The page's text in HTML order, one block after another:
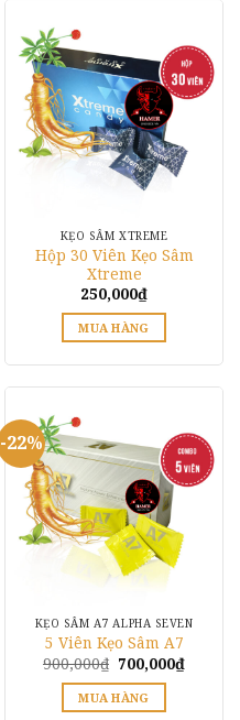
KẸO SÂM XTREME
Hộp 30 Viên Kẹo Sâm
Xtreme
250,000₫
MUA HÀNG
nhiều
biến
thể.
Các
tùy
chọn
có
được
chọn
trang
-22%
KẸO SÂM A7 ALPHA SEVEN
5 Viên Kẹo Sâm A7
900,000₫ Giá
gốc
là:
900,000₫.
700,000₫Giá
hiện
MUA HÀNG